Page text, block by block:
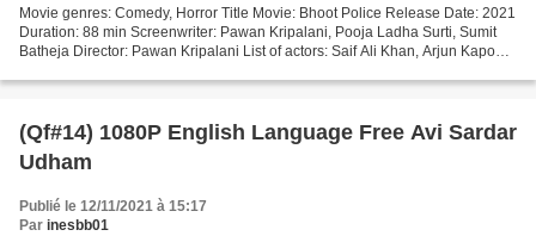
Movie genres: Comedy, Horror Title Movie: Bhoot Police Release Date: 2021
Duration: 88 min Screenwriter: Pawan Kripalani, Pooja Ladha Surti, Sumit
Batheja Director: Pawan Kripalani List of actors: Saif Ali Khan, Arjun Kapoor,
(Qf#14) 1080P English Language Free Avi Sardar
Udham
Publié le 12/11/2021 à 15:17
Par inesbb01